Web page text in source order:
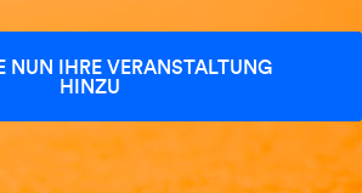
NUN IHRE VERANSTALTUNG
HINZU